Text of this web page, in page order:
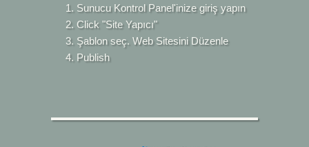
Sunucu Kontrol Panel'inize giriş yapın
Click "Site Yapıcı"
Şablon seç. Web Sitesini Düzenle
Publish